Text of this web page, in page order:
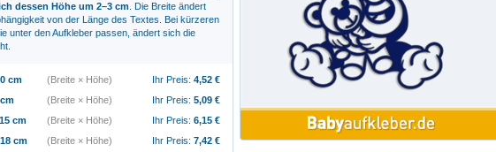
dessen Höhe um 2–3 cm. Die Breite ändert
von der Länge des Textes. Bei kürzeren
unter den Aufkleber passen, ändert sich die
cm (Breite × Höhe) Ihr Preis: 4,52€
(Breite × Höhe) Ihr Preis: 5,09€
cm
(Breite × Höhe) Ihr Preis: 6,15€
cm
(Breite × Höhe) Ihr Preis: 7,42€